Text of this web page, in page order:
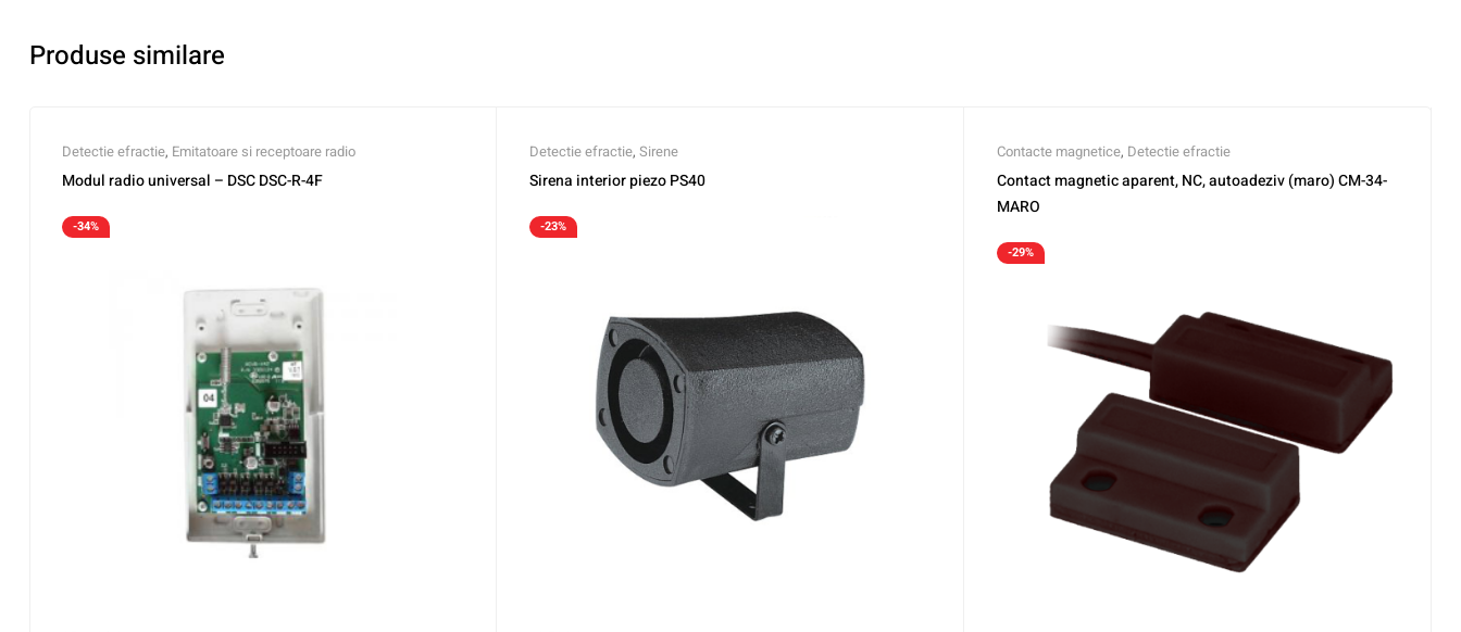
Produse similare
Detectie efractie, Emitatoare si receptoare radio
Modul radio universal – DSC DSC-R-4F
-34%
Detectie efractie, Sirene
Sirena interior piezo PS40
-23%
Contacte magnetice, Detectie efractie
Contact magnetic aparent, NC, autoadeziv (maro) CM-34-
MARO
-29%